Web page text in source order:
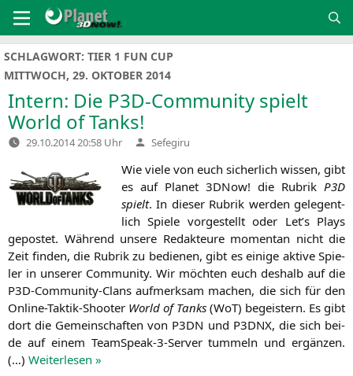
Inhalt
springen
SCHLAGWORT: TIER 1 FUN CUP
MITTWOCH, 29. OKTOBER 2014
Intern: Die P3D-Community spielt
World of Tanks!
29.10.2014 20:58 Uhr Verfasst
von
Sefegiru
Wie vie­le von euch sicher­lich wis­sen, gibt
es auf Pla­net 3DNow! die Rubrik P3D
spielt. In die­ser Rubrik wer­den gele­gent­
lich Spie­le vor­ge­stellt oder Let’s Plays
gepos­tet. Wäh­rend unse­re Redak­teu­re momen­tan nicht die
Zeit fin­den, die Rubrik zu bedie­nen, gibt es eini­ge akti­ve Spie­
ler in unse­rer Com­mu­ni­ty. Wir möch­ten euch des­halb auf die
P3D-Com­mu­ni­ty-Clans auf­merk­sam machen, die sich für den
Online-Tak­tik-Shoo­ter World of Tanks (WoT) begeis­tern. Es gibt
dort die Gemein­schaf­ten von P3DN und P3DNX, die sich bei­
de auf einem Team­Speak-3-Ser­ver tum­meln und ergän­zen.
(…) Wei­ter­le­sen »